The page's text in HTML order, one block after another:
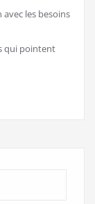
les besoins
qui pointent